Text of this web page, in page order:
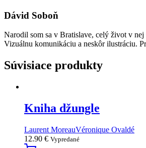
Dávid Soboň
Narodil som sa v Bratislave, celý život v
Vizuálnu komunikáciu a neskôr ilustráciu.
Súvisiace produkty
Kniha džungle
Laurent MoreauVéronique Ovaldé
12.90 € Vypredané